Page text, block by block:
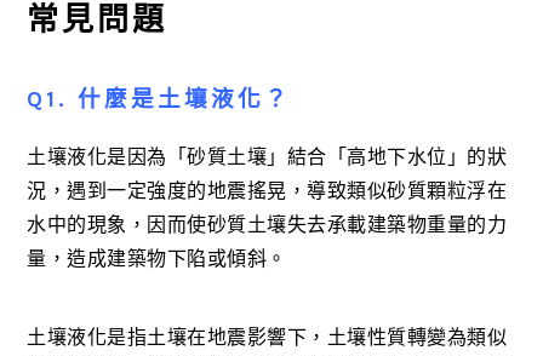
常見問題
Q1. 什麼是土壤液化？
土壤液化是因為「砂質土壤」結合「高地下水位」的狀
況，遇到一定強度的地震搖晃，導致類似砂質顆粒浮在
水中的現象，因而使砂質土壤失去承載建築物重量的力
量，造成建築物下陷或傾斜。
土壤液化是指土壤在地震影響下，土壤性質轉變為類似